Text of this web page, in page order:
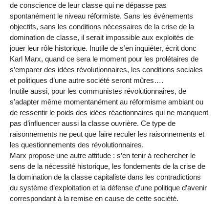
de conscience de leur classe qui ne dépasse pas
spontanément le niveau réformiste. Sans les événements
objectifs, sans les conditions nécessaires de la crise de la
domination de classe, il serait impossible aux exploités de
jouer leur rôle historique. Inutile de s’en inquiéter, écrit donc
Karl Marx, quand ce sera le moment pour les prolétaires de
s’emparer des idées révolutionnaires, les conditions sociales
et politiques d’une autre société seront mûres….
Inutile aussi, pour les communistes révolutionnaires, de
s’adapter même momentanément au réformisme ambiant ou
de ressentir le poids des idées réactionnaires qui ne manquent
pas d’influencer aussi la classe ouvrière. Ce type de
raisonnements ne peut que faire reculer les raisonnements et
les questionnements des révolutionnaires.
Marx propose une autre attitude : s’en tenir à rechercher le
sens de la nécessité historique, les fondements de la crise de
la domination de la classe capitaliste dans les contradictions
du système d’exploitation et la défense d’une politique d’avenir
correspondant à la remise en cause de cette société.